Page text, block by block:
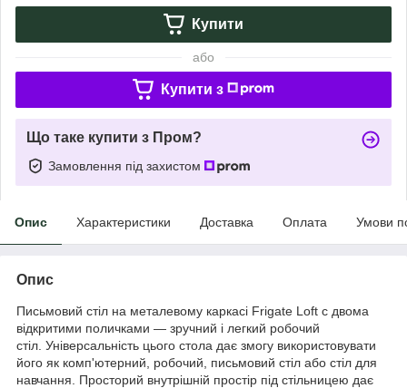
Купити
або
Купити з
Що таке купити з Пром?
Замовлення під захистом
Опис Характеристики Доставка Оплата Умови
Опис
Письмовий стіл на металевому каркасі Frigate Loft с двома
відкритими поличками — зручний і легкий робочий
стіл. Універсальність цього стола дає змогу використовувати
його як комп'ютерний, робочий, письмовий стіл або стіл для
навчання. Просторий внутрішній простір під стільницею дає